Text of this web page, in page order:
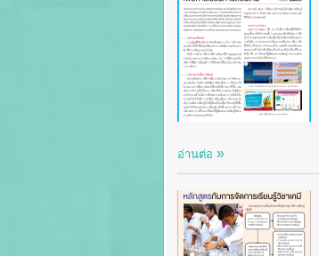
อ่านต่อ